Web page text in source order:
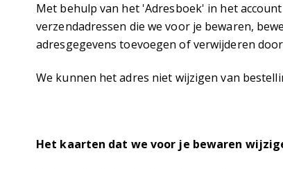
Met behulp van het 'Adresboek' in het
verzendadressen die we voor je bewaren,
adresgegevens toevoegen of verwijderen
We kunnen het adres niet wijzigen van
Het kaarten dat we voor je bewaren